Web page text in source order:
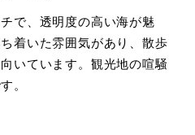
で、透明度の高い海が魅
着いた雰囲気があり、散歩
いています。観光地の喧騒
。